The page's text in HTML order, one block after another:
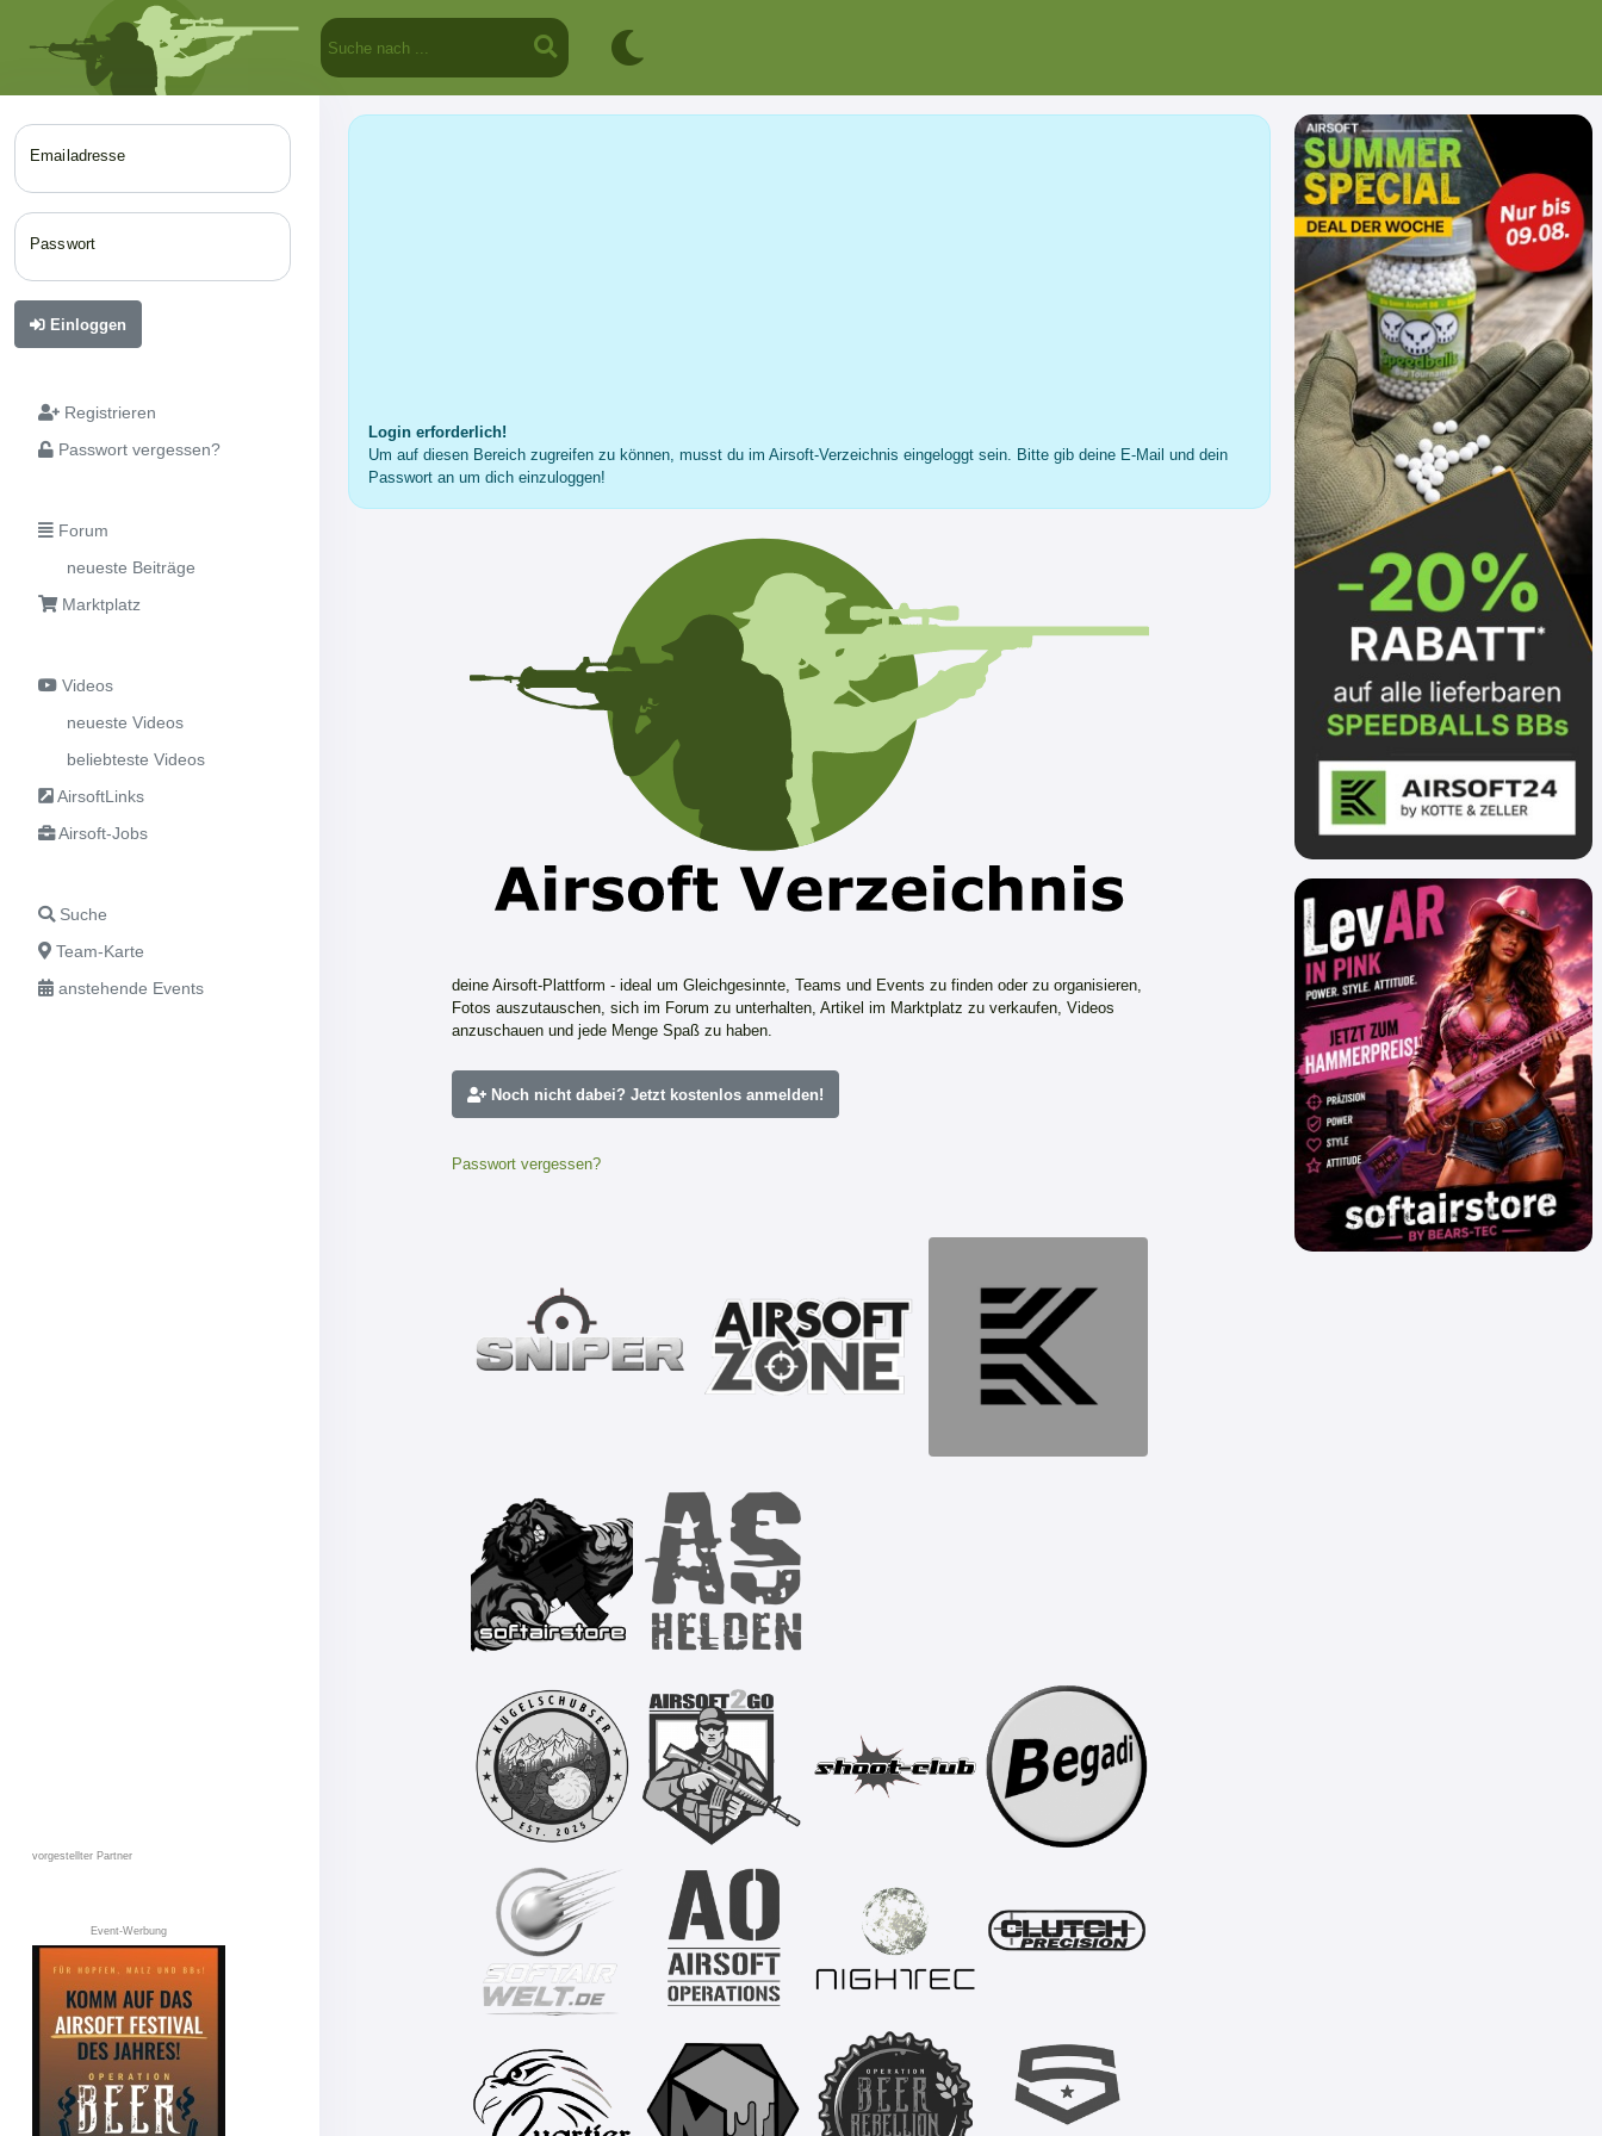
Emailadresse
Passwort
Einloggen
Registrieren
Passwort vergessen?
Forum
neueste Beiträge
Marktplatz
Videos
neueste Videos
beliebteste Videos
AirsoftLinks
Airsoft-Jobs
Suche
Team-Karte
anstehende Events
vorgestellter Partner
Event-Werbung
Login erforderlich!
Um auf diesen Bereich zugreifen zu können, musst du im Airsoft-Verzeichnis eingeloggt sein. Bitte gib deine E-Mail und dein
Passwort an um dich einzuloggen!
deine Airsoft-Plattform - ideal um Gleichgesinnte, Teams und Events zu finden oder zu organisieren,
Fotos auszutauschen, sich im Forum zu unterhalten, Artikel im Marktplatz zu verkaufen, Videos
anzuschauen und jede Menge Spaß zu haben.
Noch nicht dabei? Jetzt kostenlos anmelden!
Passwort vergessen?